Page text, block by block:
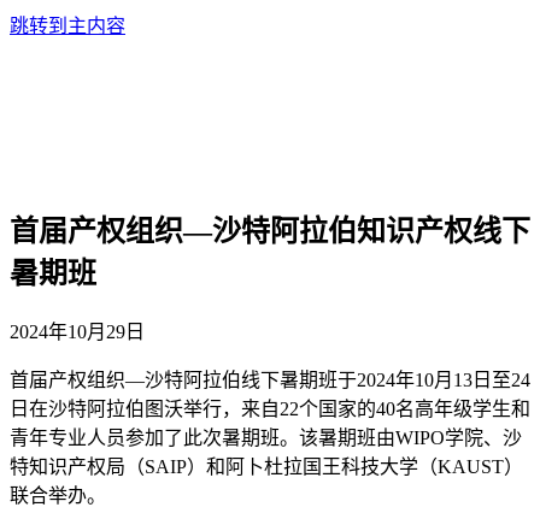
跳转到主内容
首届产权组织—沙特阿拉伯知识产权线下
暑期班
2024年10月29日
首届产权组织—沙特阿拉伯线下暑期班于2024年10月13日至24
日在沙特阿拉伯图沃举行，来自22个国家的40名高年级学生和
青年专业人员参加了此次暑期班。该暑期班由WIPO学院、沙
特知识产权局（SAIP）和阿卜杜拉国王科技大学（KAUST）
联合举办。